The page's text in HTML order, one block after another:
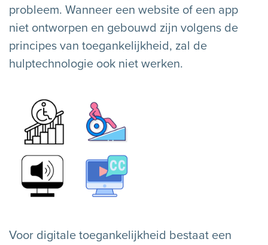
probleem. Wanneer een website of een app
niet ontworpen en gebouwd zijn volgens de
principes van toegankelijkheid, zal de
hulptechnologie ook niet werken.
Voor digitale toegankelijkheid bestaat een